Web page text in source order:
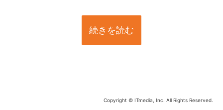
続きを読む
Copyright © ITmedia, Inc. All Rights Reserved.